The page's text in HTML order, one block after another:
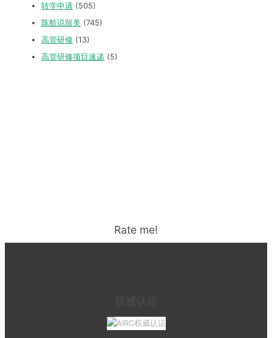
转学申请 (505)
陈航说留美 (745)
高管研修 (13)
高管研修项目速递 (5)
Rate me!